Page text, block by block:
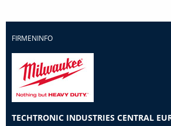
FIRMENINFO
TECHTRONIC INDUSTRIES CENTRAL